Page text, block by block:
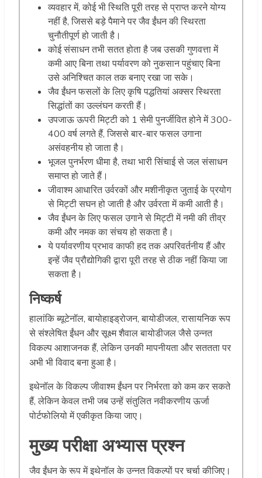
व्यवहार में, कोई भी स्थिति पूरी तरह से प्राप्त करने योग्य
नहीं है, जिससे बड़े पैमाने पर जैव ईंधन की स्थिरता
चुनौतीपूर्ण हो जाती है।
कोई संसाधन तभी सतत होता है जब उसकी गुणवत्ता में
कमी आए बिना तथा पर्यावरण को नुकसान पहुंचाए बिना
उसे अनिश्चित काल तक बनाए रखा जा सके।
जैव ईंधन फसलों के लिए कृषि पद्धतियां अक्सर स्थिरता
सिद्धांतों का उल्लंघन करती हैं।
उपजाऊ ऊपरी मिट्टी को 1 सेमी पुनर्जीवित होने में 300-
400 वर्ष लगते हैं, जिससे बार-बार फसल उगाना
असंवहनीय हो जाता है।
भूजल पुनर्भरण धीमा है, तथा भारी सिंचाई से जल संसाधन
समाप्त हो जाते हैं।
जीवाश्म आधारित उर्वरकों और मशीनीकृत जुताई के प्रयोग
से मिट्टी सघन हो जाती है और उर्वरता में कमी आती है।
जैव ईंधन के लिए फसल उगाने से मिट्टी में नमी की तीव्र
कमी और नमक का संचय हो सकता है।
ये पर्यावरणीय प्रभाव काफी हद तक अपरिवर्तनीय हैं और
इन्हें जैव प्रौद्योगिकी द्वारा पूरी तरह से ठीक नहीं किया जा
सकता है।
निष्कर्ष
हालांकि ब्यूटेनॉल, बायोहाइड्रोजन, बायोडीजल, रासायनिक रूप
से संश्लेषित ईंधन और सूक्ष्म शैवाल बायोडीजल जैसे उन्नत
विकल्प आशाजनक हैं, लेकिन उनकी मापनीयता और सततता पर
अभी भी विवाद बना हुआ है।
इथेनॉल के विकल्प जीवाश्म ईंधन पर निर्भरता को कम कर सकते
हैं, लेकिन केवल तभी जब उन्हें संतुलित नवीकरणीय ऊर्जा
पोर्टफोलियो में एकीकृत किया जाए।
मुख्य परीक्षा अभ्यास प्रश्न
जैव ईंधन के रूप में इथेनॉल के उन्नत विकल्पों पर चर्चा कीजिए।